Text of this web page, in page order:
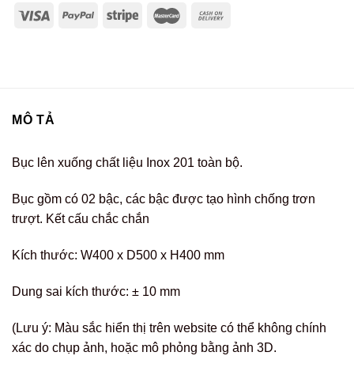
MÔ TẢ
Bục lên xuống chất liệu Inox 201 toàn bộ.
Bục gồm có 02 bậc, các bậc được tạo hình chống trơn
trượt. Kết cấu chắc chắn
Kích thước: W400 x D500 x H400 mm
Dung sai kích thước: ± 10 mm
(Lưu ý: Màu sắc hiển thị trên website có thể không chính
xác do chụp ảnh, hoặc mô phỏng bằng ảnh 3D.